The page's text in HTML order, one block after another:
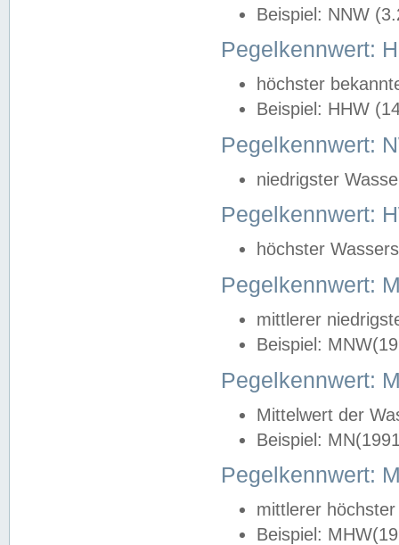
Beispiel: NNW
Pegelkennwert:
höchster
Beispiel: HHW
Pegelkennwert:
niedrigster
Pegelkennwert:
höchster
Pegelkennwert:
mittlerer
Beispiel:
Pegelkennwert:
Mittelwert der
Beispiel:
Pegelkennwert:
mittlerer
Beispiel: